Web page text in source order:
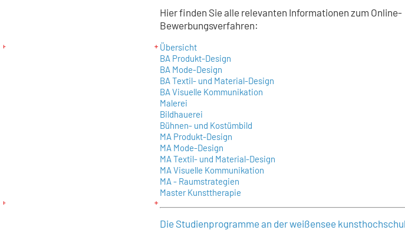
Hier finden Sie alle relevanten Informationen zum Online-
Bewerbungsverfahren:
Übersicht
BA Produkt-Design
BA Mode-Design
BA Textil- und Material-Design
BA Visuelle Kommunikation
Malerei
Bildhauerei
Bühnen- und Kostümbild
MA Produkt-Design
MA Mode-Design
MA Textil- und Material-Design
MA Visuelle Kommunikation
MA - Raumstrategien
Master Kunsttherapie
Die Studienprogramme an der weißensee